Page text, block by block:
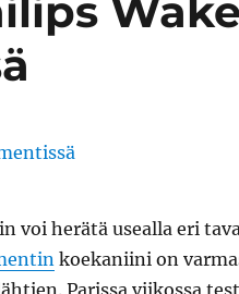
voi herätä usealla eri
koekaniini on
Parissa viikossa